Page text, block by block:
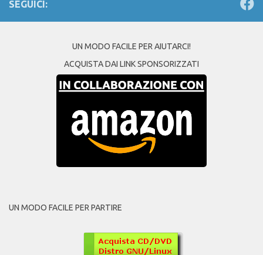
SEGUICI:
UN MODO FACILE PER AIUTARCI!
ACQUISTA DAI LINK SPONSORIZZATI
UN MODO FACILE PER PARTIRE